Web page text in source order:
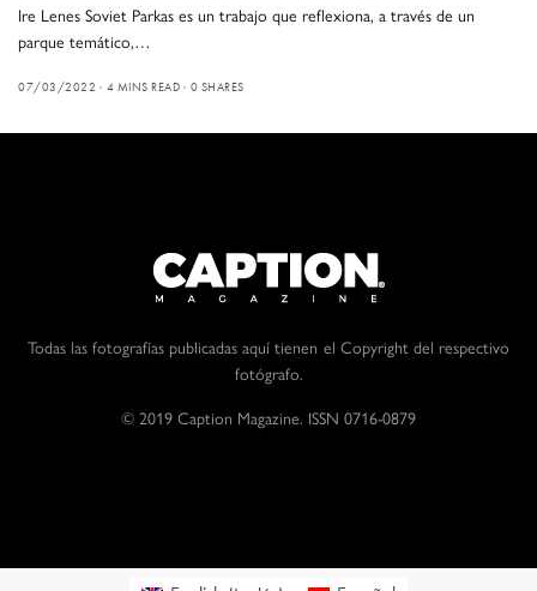
Ire Lenes Soviet Parkas es un trabajo que reflexiona, a través de un
parque temático,…
07/03/2022 4 MINS READ 0 SHARES
Todas las fotografías publicadas aquí tienen el Copyright del respectivo
fotógrafo.
© 2019 Caption Magazine. ISSN 0716-0879